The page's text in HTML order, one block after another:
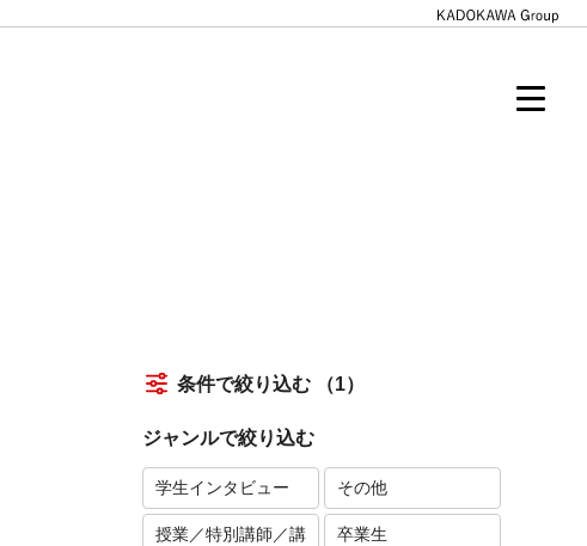
条件で絞り込む （1）
ジャンルで絞り込む
学生インタビュー その他
授業／特別講師／講
卒業生